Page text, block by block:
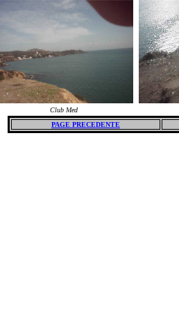
Club Med
PAGE PRECEDENTE